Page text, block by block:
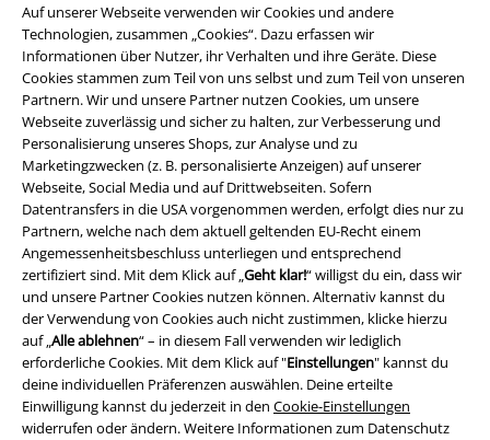
Auf unserer Webseite verwenden wir Cookies und andere
Technologien, zusammen „Cookies“. Dazu erfassen wir
Informationen über Nutzer, ihr Verhalten und ihre Geräte. Diese
Cookies stammen zum Teil von uns selbst und zum Teil von unseren
Partnern. Wir und unsere Partner nutzen Cookies, um unsere
Webseite zuverlässig und sicher zu halten, zur Verbesserung und
Personalisierung unseres Shops, zur Analyse und zu
Marketingzwecken (z. B. personalisierte Anzeigen) auf unserer
Webseite, Social Media und auf Drittwebseiten. Sofern
Datentransfers in die USA vorgenommen werden, erfolgt dies nur zu
Partnern, welche nach dem aktuell geltenden EU-Recht einem
Angemessenheitsbeschluss unterliegen und entsprechend
zertifiziert sind. Mit dem Klick auf „Geht klar!“ willigst du ein, dass wir
und unsere Partner Cookies nutzen können. Alternativ kannst du
der Verwendung von Cookies auch nicht zustimmen, klicke hierzu
auf „Alle ablehnen“ – in diesem Fall verwenden wir lediglich
erforderliche Cookies. Mit dem Klick auf "Einstellungen" kannst du
deine individuellen Präferenzen auswählen. Deine erteilte
Einwilligung kannst du jederzeit in den Cookie-Einstellungen
widerrufen oder ändern. Weitere Informationen zum Datenschutz
Rechtliches
AGB
Impressum
Datenschutz
Entsorgung und Umweltschutz
Konformitätserklärung
Information zur Barrierefreiheit
Cookie-Einstellungen